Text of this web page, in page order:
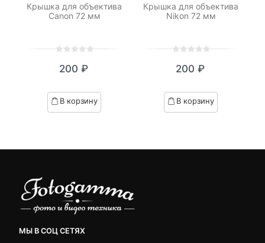
Крышка для объектива
Canon 72 мм
out
based
on
200 ₽
В корзину
Крышка для объектива
Nikon 72 мм
out
based
on
200 ₽
В корзину
МЫ В СОЦ СЕТЯХ